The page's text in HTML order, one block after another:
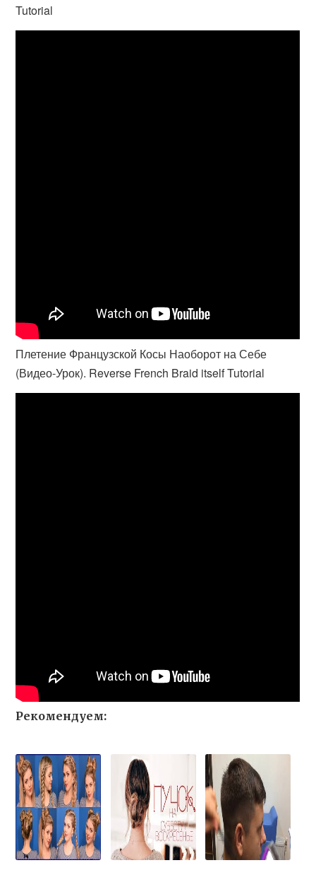
Tutorial
Плетение Французской Косы Наоборот на Себе
(Видео-Урок). Reverse French Braid itself Tutorial
Рекомендуем: